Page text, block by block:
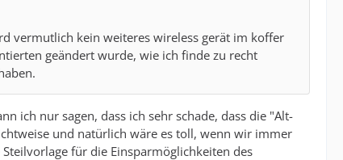
vermutlich kein weiteres wireless gerät im koffer
geändert wurde, wie ich finde zu recht
ich nur sagen, dass ich sehr schade, dass die "Alt-
und natürlich wäre es toll, wenn wir immer
für die Einsparmöglichkeiten des